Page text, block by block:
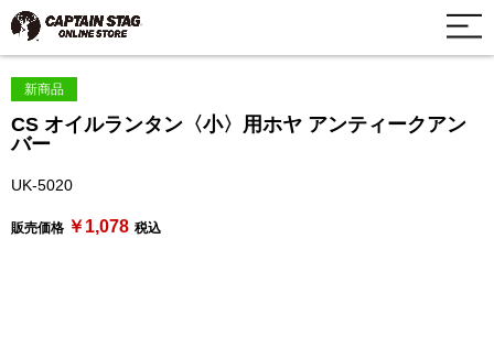
新商品
CS オイルランタン〈小〉用ホヤ アンティークアン
バー
UK-5020
販売価格 ￥1,078 税込